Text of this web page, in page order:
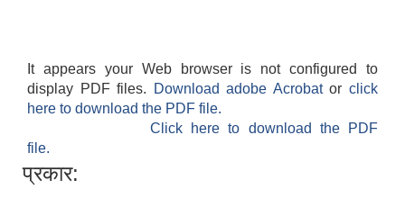
It appears your Web browser is not configured to
display PDF files.
Download adobe Acrobatorclick
here to download the PDF file.
Click here to download the PDF
file.
प्रकार: